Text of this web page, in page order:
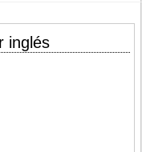
inglés